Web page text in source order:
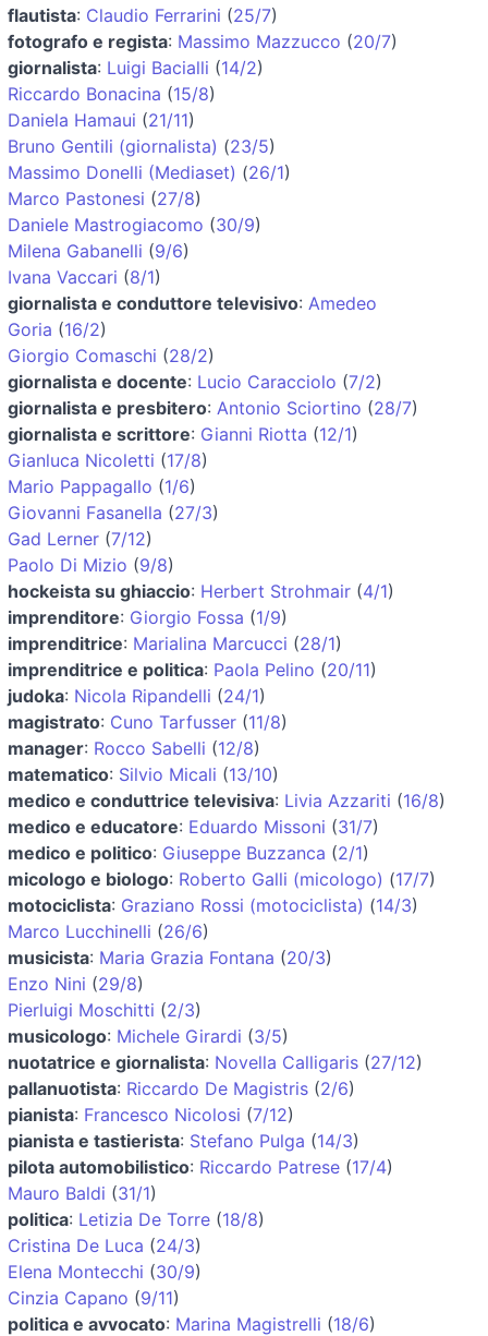
flautista: Claudio Ferrarini (25/7)
fotografo e regista: Massimo Mazzucco (20/7)
giornalista: Luigi Bacialli (14/2)
Riccardo Bonacina (15/8)
Daniela Hamaui (21/11)
Bruno Gentili (giornalista) (23/5)
Massimo Donelli (Mediaset) (26/1)
Marco Pastonesi (27/8)
Daniele Mastrogiacomo (30/9)
Milena Gabanelli (9/6)
Ivana Vaccari (8/1)
giornalista e conduttore televisivo: Amedeo
Goria (16/2)
Giorgio Comaschi (28/2)
giornalista e docente: Lucio Caracciolo (7/2)
giornalista e presbitero: Antonio Sciortino (28/7)
giornalista e scrittore: Gianni Riotta (12/1)
Gianluca Nicoletti (17/8)
Mario Pappagallo (1/6)
Giovanni Fasanella (27/3)
Gad Lerner (7/12)
Paolo Di Mizio (9/8)
hockeista su ghiaccio: Herbert Strohmair (4/1)
imprenditore: Giorgio Fossa (1/9)
imprenditrice: Marialina Marcucci (28/1)
imprenditrice e politica: Paola Pelino (20/11)
judoka: Nicola Ripandelli (24/1)
magistrato: Cuno Tarfusser (11/8)
manager: Rocco Sabelli (12/8)
matematico: Silvio Micali (13/10)
medico e conduttrice televisiva: Livia Azzariti (16/8)
medico e educatore: Eduardo Missoni (31/7)
medico e politico: Giuseppe Buzzanca (2/1)
micologo e biologo: Roberto Galli (micologo) (17/7)
motociclista: Graziano Rossi (motociclista) (14/3)
Marco Lucchinelli (26/6)
musicista: Maria Grazia Fontana (20/3)
Enzo Nini (29/8)
Pierluigi Moschitti (2/3)
musicologo: Michele Girardi (3/5)
nuotatrice e giornalista: Novella Calligaris (27/12)
pallanuotista: Riccardo De Magistris (2/6)
pianista: Francesco Nicolosi (7/12)
pianista e tastierista: Stefano Pulga (14/3)
pilota automobilistico: Riccardo Patrese (17/4)
Mauro Baldi (31/1)
politica: Letizia De Torre (18/8)
Cristina De Luca (24/3)
Elena Montecchi (30/9)
Cinzia Capano (9/11)
politica e avvocato: Marina Magistrelli (18/6)